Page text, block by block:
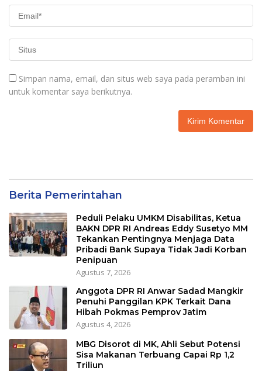
Simpan nama, email, dan situs web saya pada peramban ini
untuk komentar saya berikutnya.
Berita Pemerintahan
Peduli Pelaku UMKM Disabilitas, Ketua
BAKN DPR RI Andreas Eddy Susetyo MM
Tekankan Pentingnya Menjaga Data
Pribadi Bank Supaya Tidak Jadi Korban
Penipuan
Agustus 7, 2026
Anggota DPR RI Anwar Sadad Mangkir
Penuhi Panggilan KPK Terkait Dana
Hibah Pokmas Pemprov Jatim
Agustus 4, 2026
MBG Disorot di MK, Ahli Sebut Potensi
Sisa Makanan Terbuang Capai Rp 1,2
Triliun